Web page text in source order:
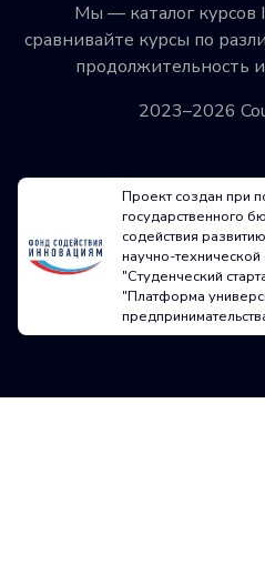
Мы — каталог
сравнивайте курсы по
продолжительность
2023–2026
Проект создан при
государственного
содействия
научно-
"Студенческий
"Платформа